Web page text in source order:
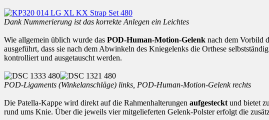
Dank Nummerierung ist das korrekte Anlegen ein Leichtes
Wie allgemein üblich wurde das POD-Human-Motion-Gelenk nach dem Vorbild
ausgeführt, dass sie nach dem Abwinkeln des Kniegelenks die Orthese
kontrolliert und ausgetauscht werden.
POD-Ligaments (Winkelanschläge) links, POD-Human-Motion-Gelenk rechts
Die Patella-Kappe wird direkt auf die Rahmenhalterungen aufgesteckt und bietet
rund ums Knie. Über die jeweils vier mitgelieferten Gelenk-Polster erfolgt die